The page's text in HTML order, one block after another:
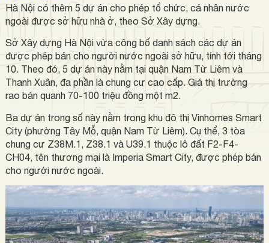
Hà Nội có thêm 5 dự án cho phép tổ chức, cá nhân nước
ngoài được sở hữu nhà ở, theo Sở Xây dựng.
Sở Xây dựng Hà Nội vừa công bố danh sách các dự án
được phép bán cho người nước ngoài sở hữu, tính tới tháng
10. Theo đó, 5 dự án này nằm tại quận Nam Từ Liêm và
Thanh Xuân, đa phần là chung cư cao cấp. Giá thị trường
rao bán quanh 70-100 triệu đồng một m2.
Ba dự án trong số này nằm trong khu đô thị Vinhomes Smart
City (phường Tây Mỗ, quận Nam Từ Liêm). Cụ thể, 3 tòa
chung cư Z38M.1, Z38.1 và U39.1 thuộc lô đất F2-F4-
CH04, tên thương mại là Imperia Smart City, được phép bán
cho người nước ngoài.